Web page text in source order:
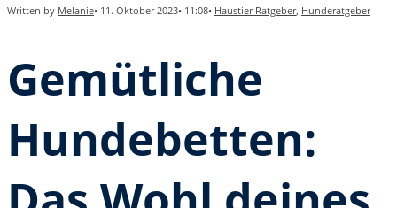
Written by Melanie• 11. Oktober 2023• 11:08• Haustier Ratgeber, Hunderatgeber
Gemütliche
Hundebetten: